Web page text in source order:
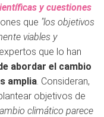
y cuestiones
que "los objetivos
viables y
que lo han
abordar el cambio
amplia. Consideran,
objetivos de
climático parece